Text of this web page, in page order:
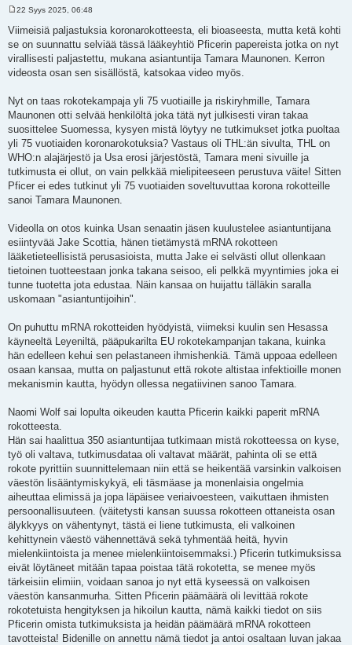
i
e
s
i
22 Syys 2025, 06:48
Viimeisiä paljastuksia koronarokotteesta, eli bioaseesta, mutta ketä kohti
se on suunnattu selviää tässä lääkeyhtiö Pficerin papereista jotka on nyt
virallisesti paljastettu, mukana asiantuntija Tamara Maunonen. Kerron
videosta osan sen sisällöstä, katsokaa video myös.
Nyt on taas rokotekampaja yli 75 vuotiaille ja riskiryhmille, Tamara
Maunonen otti selvää henkilöltä joka tätä nyt julkisesti viran takaa
suosittelee Suomessa, kysyen mistä löytyy ne tutkimukset jotka puoltaa
yli 75 vuotiaiden koronarokotuksia? Vastaus oli THL:än sivulta, THL on
WHO:n alajärjestö ja Usa erosi järjestöstä, Tamara meni sivuille ja
tutkimusta ei ollut, on vain pelkkää mielipiteeseen perustuva väite! Sitten
Pficer ei edes tutkinut yli 75 vuotiaiden soveltuvuttaa korona rokotteille
sanoi Tamara Maunonen.
Videolla on otos kuinka Usan senaatin jäsen kuulustelee asiantuntijana
esiintyvää Jake Scottia, hänen tietämystä mRNA rokotteen
lääketieteellisistä perusasioista, mutta Jake ei selvästi ollut ollenkaan
tietoinen tuotteestaan jonka takana seisoo, eli pelkkä myyntimies joka ei
tunne tuotetta jota edustaa. Näin kansaa on huijattu tälläkin saralla
uskomaan "asiantuntijoihin".
On puhuttu mRNA rokotteiden hyödyistä, viimeksi kuulin sen Hesassa
käyneeltä Leyeniltä, pääpukarilta EU rokotekampanjan takana, kuinka
hän edelleen kehui sen pelastaneen ihmishenkiä. Tämä uppoaa edelleen
osaan kansaa, mutta on paljastunut että rokote altistaa infektioille monen
mekanismin kautta, hyödyn ollessa negatiivinen sanoo Tamara.
Naomi Wolf sai lopulta oikeuden kautta Pficerin kaikki paperit mRNA
rokotteesta.
Hän sai haalittua 350 asiantuntijaa tutkimaan mistä rokotteessa on kyse,
työ oli valtava, tutkimusdataa oli valtavat määrät, pahinta oli se että
rokote pyrittiin suunnittelemaan niin että se heikentää varsinkin valkoisen
väestön lisääntymiskykyä, eli täsmäase ja monenlaisia ongelmia
aiheuttaa elimissä ja jopa läpäisee veriaivoesteen, vaikuttaen ihmisten
persoonallisuuteen. (väitetysti kansan suussa rokotteen ottaneista osan
älykkyys on vähentynyt, tästä ei liene tutkimusta, eli valkoinen
kehittynein väestö vähennettävä sekä tyhmentää heitä, hyvin
mielenkiintoista ja menee mielenkiintoisemmaksi.) Pficerin tutkimuksissa
eivät löytäneet mitään tapaa poistaa tätä rokotetta, se menee myös
tärkeisiin elimiin, voidaan sanoa jo nyt että kyseessä on valkoisen
väestön kansanmurha. Sitten Pficerin päämäärä oli levittää rokote
rokotetuista hengityksen ja hikoilun kautta, nämä kaikki tiedot on siis
Pficerin omista tutkimuksista ja heidän päämäärä mRNA rokotteen
tavotteista! Bidenille on annettu nämä tiedot ja antoi osaltaan luvan jakaa